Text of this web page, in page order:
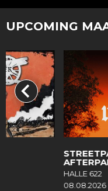
UPCOMING
HALLE 622
08.08.2026